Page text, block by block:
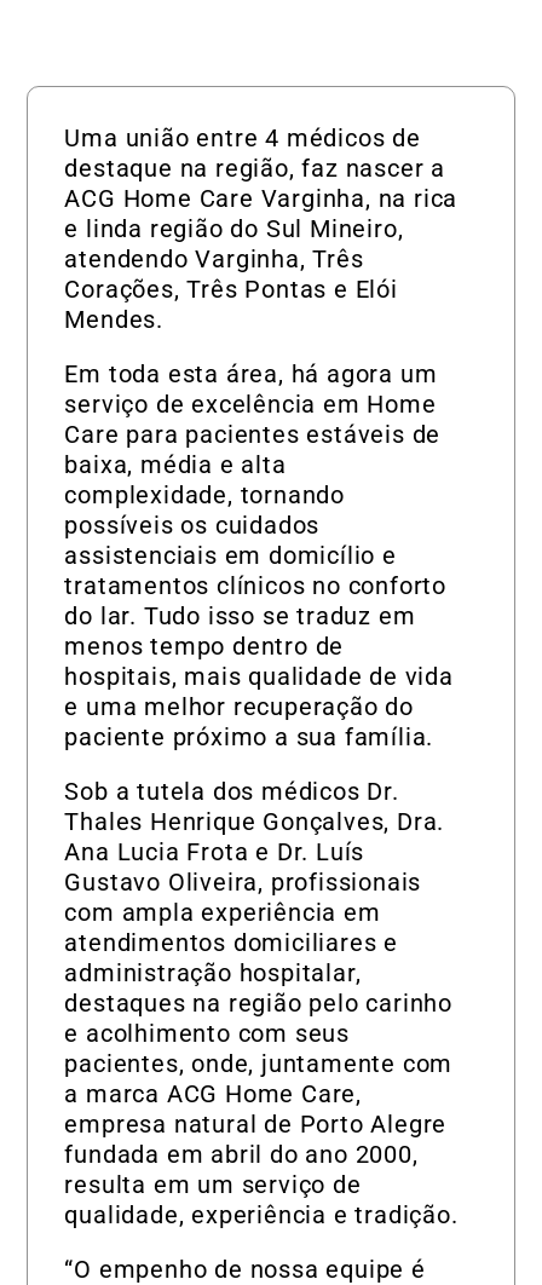
Uma união entre 4 médicos de
destaque na região, faz nascer a
ACG Home Care Varginha, na rica
e linda região do Sul Mineiro,
atendendo Varginha, Três
Corações, Três Pontas e Elói
Mendes.
Em toda esta área, há agora um
serviço de excelência em Home
Care para pacientes estáveis de
baixa, média e alta
complexidade, tornando
possíveis os cuidados
assistenciais em domicílio e
tratamentos clínicos no conforto
do lar. Tudo isso se traduz em
menos tempo dentro de
hospitais, mais qualidade de vida
e uma melhor recuperação do
paciente próximo a sua família.
Sob a tutela dos médicos Dr.
Thales Henrique Gonçalves, Dra.
Ana Lucia Frota e Dr. Luís
Gustavo Oliveira, profissionais
com ampla experiência em
atendimentos domiciliares e
administração hospitalar,
destaques na região pelo carinho
e acolhimento com seus
pacientes, onde, juntamente com
a marca ACG Home Care,
empresa natural de Porto Alegre
fundada em abril do ano 2000,
resulta em um serviço de
qualidade, experiência e tradição.
“O empenho de nossa equipe é